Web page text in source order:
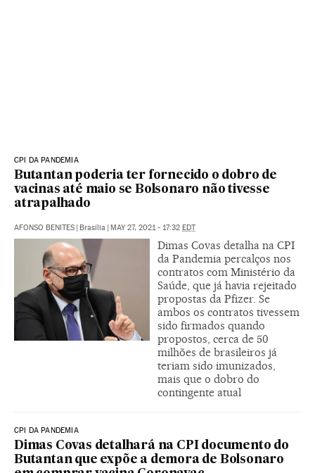
CPI DA PANDEMIA
Butantan poderia ter fornecido o dobro de
vacinas até maio se Bolsonaro não tivesse
atrapalhado
AFONSO BENITES Brasília MAY 27, 2021 - 17:32 EDT
Dimas Covas detalha na CPI
da Pandemia percalços nos
contratos com Ministério da
Saúde, que já havia rejeitado
propostas da Pfizer. Se
ambos os contratos tivessem
sido firmados quando
propostos, cerca de 50
milhões de brasileiros já
teriam sido imunizados,
mais que o dobro do
contingente atual
CPI DA PANDEMIA
Dimas Covas detalhará na CPI documento do
Butantan que expõe a demora de Bolsonaro